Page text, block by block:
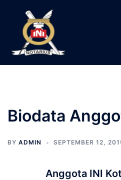
Biodata
BY ADMIN SEPTEMBER 12,
Anggota INI